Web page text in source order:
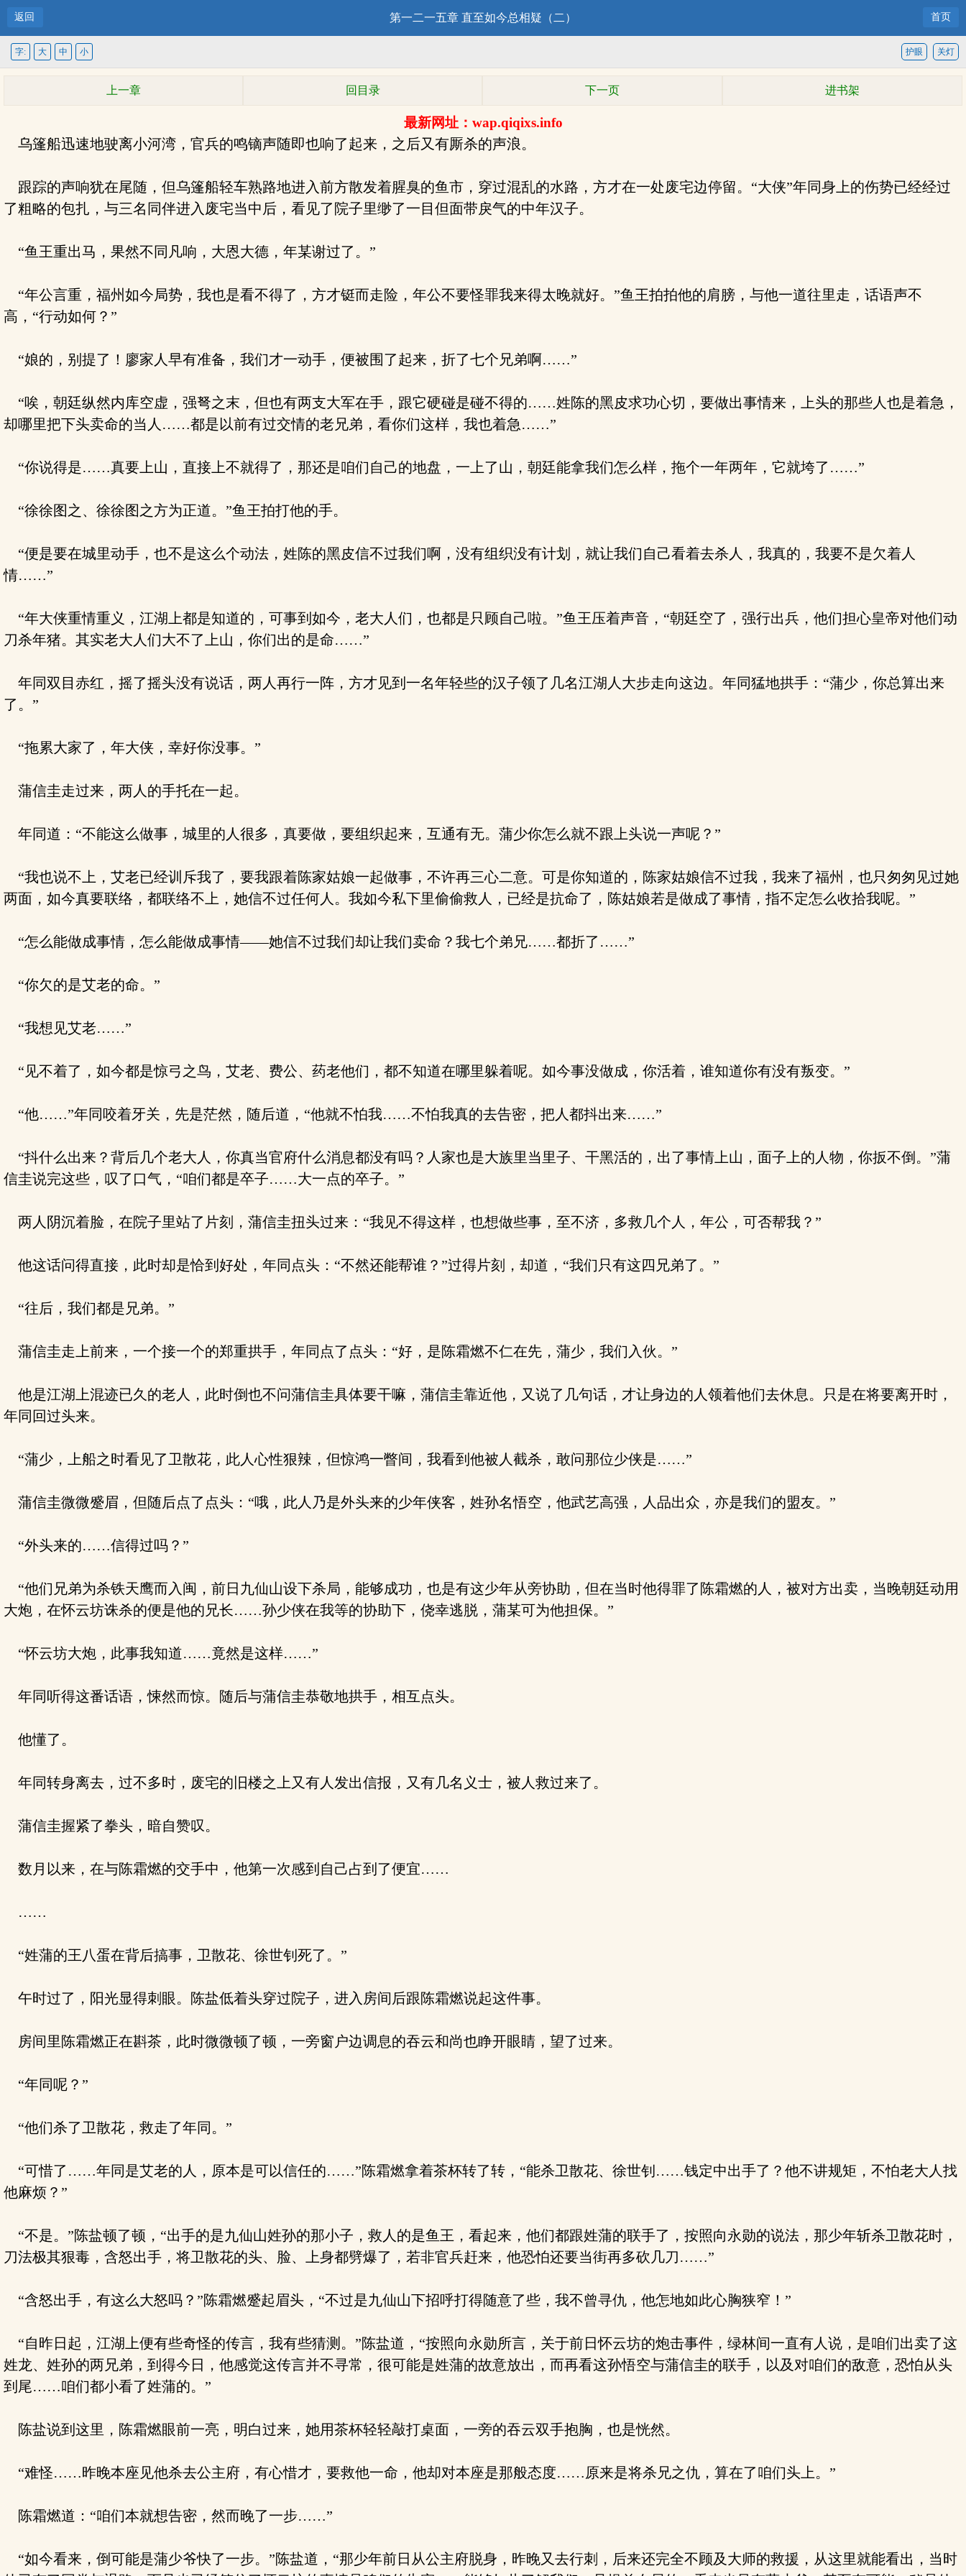
返回 第一二一五章 直至如今总相疑（二） 首页
关灯
护眼
字: 大 中 小
上一章 回目录 下一页 进书架
最新网址：wap.qiqixs.info
乌篷船迅速地驶离小河湾，官兵的鸣镝声随即也响了起来，之后又有厮杀的声浪。
跟踪的声响犹在尾随，但乌篷船轻车熟路地进入前方散发着腥臭的鱼市，穿过混乱的水路，方才在一处废宅边停留。“大侠”年同身上的伤势已经经过
了粗略的包扎，与三名同伴进入废宅当中后，看见了院子里缈了一目但面带戾气的中年汉子。
“鱼王重出马，果然不同凡响，大恩大德，年某谢过了。”
“年公言重，福州如今局势，我也是看不得了，方才铤而走险，年公不要怪罪我来得太晚就好。”鱼王拍拍他的肩膀，与他一道往里走，话语声不
高，“行动如何？”
“娘的，别提了！廖家人早有准备，我们才一动手，便被围了起来，折了七个兄弟啊……”
“唉，朝廷纵然内库空虚，强弩之末，但也有两支大军在手，跟它硬碰是碰不得的……姓陈的黑皮求功心切，要做出事情来，上头的那些人也是着急，
却哪里把下头卖命的当人……都是以前有过交情的老兄弟，看你们这样，我也着急……”
“你说得是……真要上山，直接上不就得了，那还是咱们自己的地盘，一上了山，朝廷能拿我们怎么样，拖个一年两年，它就垮了……”
“徐徐图之、徐徐图之方为正道。”鱼王拍打他的手。
“便是要在城里动手，也不是这么个动法，姓陈的黑皮信不过我们啊，没有组织没有计划，就让我们自己看着去杀人，我真的，我要不是欠着人
情……”
“年大侠重情重义，江湖上都是知道的，可事到如今，老大人们，也都是只顾自己啦。”鱼王压着声音，“朝廷空了，强行出兵，他们担心皇帝对他们动
刀杀年猪。其实老大人们大不了上山，你们出的是命……”
年同双目赤红，摇了摇头没有说话，两人再行一阵，方才见到一名年轻些的汉子领了几名江湖人大步走向这边。年同猛地拱手：“蒲少，你总算出来
了。”
“拖累大家了，年大侠，幸好你没事。”
蒲信圭走过来，两人的手托在一起。
年同道：“不能这么做事，城里的人很多，真要做，要组织起来，互通有无。蒲少你怎么就不跟上头说一声呢？”
“我也说不上，艾老已经训斥我了，要我跟着陈家姑娘一起做事，不许再三心二意。可是你知道的，陈家姑娘信不过我，我来了福州，也只匆匆见过她
两面，如今真要联络，都联络不上，她信不过任何人。我如今私下里偷偷救人，已经是抗命了，陈姑娘若是做成了事情，指不定怎么收拾我呢。”
“怎么能做成事情，怎么能做成事情——她信不过我们却让我们卖命？我七个弟兄……都折了……”
“你欠的是艾老的命。”
“我想见艾老……”
“见不着了，如今都是惊弓之鸟，艾老、费公、药老他们，都不知道在哪里躲着呢。如今事没做成，你活着，谁知道你有没有叛变。”
“他……”年同咬着牙关，先是茫然，随后道，“他就不怕我……不怕我真的去告密，把人都抖出来……”
“抖什么出来？背后几个老大人，你真当官府什么消息都没有吗？人家也是大族里当里子、干黑活的，出了事情上山，面子上的人物，你扳不倒。”蒲
信圭说完这些，叹了口气，“咱们都是卒子……大一点的卒子。”
两人阴沉着脸，在院子里站了片刻，蒲信圭扭头过来：“我见不得这样，也想做些事，至不济，多救几个人，年公，可否帮我？”
他这话问得直接，此时却是恰到好处，年同点头：“不然还能帮谁？”过得片刻，却道，“我们只有这四兄弟了。”
“往后，我们都是兄弟。”
蒲信圭走上前来，一个接一个的郑重拱手，年同点了点头：“好，是陈霜燃不仁在先，蒲少，我们入伙。”
他是江湖上混迹已久的老人，此时倒也不问蒲信圭具体要干嘛，蒲信圭靠近他，又说了几句话，才让身边的人领着他们去休息。只是在将要离开时，
年同回过头来。
“蒲少，上船之时看见了卫散花，此人心性狠辣，但惊鸿一瞥间，我看到他被人截杀，敢问那位少侠是……”
蒲信圭微微蹙眉，但随后点了点头：“哦，此人乃是外头来的少年侠客，姓孙名悟空，他武艺高强，人品出众，亦是我们的盟友。”
“外头来的……信得过吗？”
“他们兄弟为杀铁天鹰而入闽，前日九仙山设下杀局，能够成功，也是有这少年从旁协助，但在当时他得罪了陈霜燃的人，被对方出卖，当晚朝廷动用
大炮，在怀云坊诛杀的便是他的兄长……孙少侠在我等的协助下，侥幸逃脱，蒲某可为他担保。”
“怀云坊大炮，此事我知道……竟然是这样……”
年同听得这番话语，悚然而惊。随后与蒲信圭恭敬地拱手，相互点头。
他懂了。
年同转身离去，过不多时，废宅的旧楼之上又有人发出信报，又有几名义士，被人救过来了。
蒲信圭握紧了拳头，暗自赞叹。
数月以来，在与陈霜燃的交手中，他第一次感到自己占到了便宜……
……
“姓蒲的王八蛋在背后搞事，卫散花、徐世钊死了。”
午时过了，阳光显得刺眼。陈盐低着头穿过院子，进入房间后跟陈霜燃说起这件事。
房间里陈霜燃正在斟茶，此时微微顿了顿，一旁窗户边调息的吞云和尚也睁开眼睛，望了过来。
“年同呢？”
“他们杀了卫散花，救走了年同。”
“可惜了……年同是艾老的人，原本是可以信任的……”陈霜燃拿着茶杯转了转，“能杀卫散花、徐世钊……钱定中出手了？他不讲规矩，不怕老大人找
他麻烦？”
“不是。”陈盐顿了顿，“出手的是九仙山姓孙的那小子，救人的是鱼王，看起来，他们都跟姓蒲的联手了，按照向永勋的说法，那少年斩杀卫散花时，
刀法极其狠毒，含怒出手，将卫散花的头、脸、上身都劈爆了，若非官兵赶来，他恐怕还要当街再多砍几刀……”
“含怒出手，有这么大怒吗？”陈霜燃蹙起眉头，“不过是九仙山下招呼打得随意了些，我不曾寻仇，他怎地如此心胸狭窄！”
“自昨日起，江湖上便有些奇怪的传言，我有些猜测。”陈盐道，“按照向永勋所言，关于前日怀云坊的炮击事件，绿林间一直有人说，是咱们出卖了这
姓龙、姓孙的两兄弟，到得今日，他感觉这传言并不寻常，很可能是姓蒲的故意放出，而再看这孙悟空与蒲信圭的联手，以及对咱们的敌意，恐怕从头
到尾……咱们都小看了姓蒲的。”
陈盐说到这里，陈霜燃眼前一亮，明白过来，她用茶杯轻轻敲打桌面，一旁的吞云双手抱胸，也是恍然。
“难怪……昨晚本座见他杀去公主府，有心惜才，要救他一命，他却对本座是那般态度……原来是将杀兄之仇，算在了咱们头上。”
陈霜燃道：“咱们本就想告密，然而晚了一步……”
“如今看来，倒可能是蒲少爷快了一步。”陈盐道，“那少年前日从公主府脱身，昨晚又去行刺，后来还完全不顾及大师的救援，从这里就能看出，当时